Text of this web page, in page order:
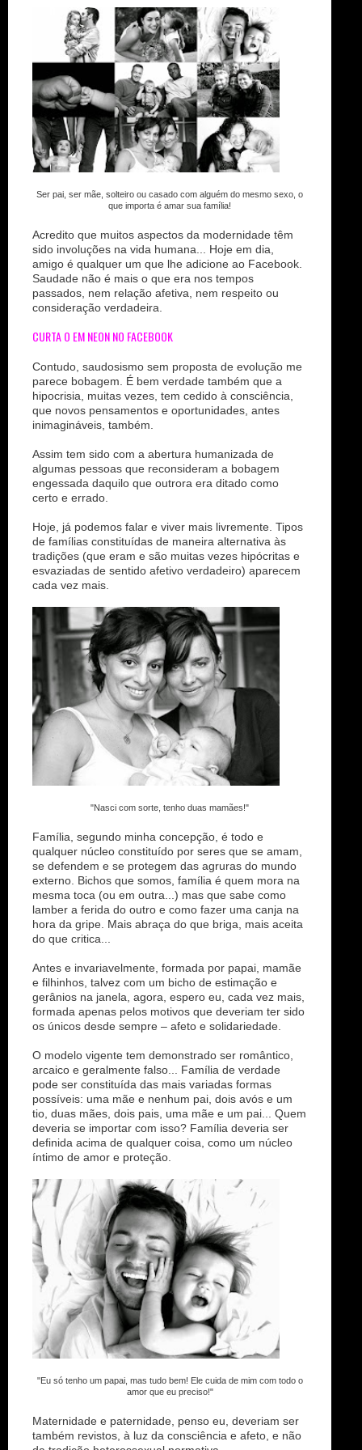
Ser pai, ser mãe, solteiro ou casado com alguém do mesmo sexo, o
que importa é amar sua família!
Acredito que muitos aspectos da modernidade têm
sido involuções na vida humana... Hoje em dia,
amigo é qualquer um que lhe adicione ao Facebook.
Saudade não é mais o que era nos tempos
passados, nem relação afetiva, nem respeito ou
consideração verdadeira.
CURTA O EM NEON NO FACEBOOK
Contudo, saudosismo sem proposta de evolução me
parece bobagem. É bem verdade também que a
hipocrisia, muitas vezes, tem cedido à consciência,
que novos pensamentos e oportunidades, antes
inimagináveis, também.
Assim tem sido com a abertura humanizada de
algumas pessoas que reconsideram a bobagem
engessada daquilo que outrora era ditado como
certo e errado.
Hoje, já podemos falar e viver mais livremente. Tipos
de famílias constituídas de maneira alternativa às
tradições (que eram e são muitas vezes hipócritas e
esvaziadas de sentido afetivo verdadeiro) aparecem
cada vez mais.
"Nasci com sorte, tenho duas mamães!"
Família, segundo minha concepção, é todo e
qualquer núcleo constituído por seres que se amam,
se defendem e se protegem das agruras do mundo
externo. Bichos que somos, família é quem mora na
mesma toca (ou em outra...) mas que sabe como
lamber a ferida do outro e como fazer uma canja na
hora da gripe. Mais abraça do que briga, mais aceita
do que critica...
Antes e invariavelmente, formada por papai, mamãe
e filhinhos, talvez com um bicho de estimação e
gerânios na janela, agora, espero eu, cada vez mais,
formada apenas pelos motivos que deveriam ter sido
os únicos desde sempre – afeto e solidariedade.
O modelo vigente tem demonstrado ser romântico,
arcaico e geralmente falso... Família de verdade
pode ser constituída das mais variadas formas
possíveis: uma mãe e nenhum pai, dois avós e um
tio, duas mães, dois pais, uma mãe e um pai... Quem
deveria se importar com isso? Família deveria ser
definida acima de qualquer coisa, como um núcleo
íntimo de amor e proteção.
"Eu só tenho um papai, mas tudo bem! Ele cuida de mim com todo o
amor que eu preciso!"
Maternidade e paternidade, penso eu, deveriam ser
também revistos, à luz da consciência e afeto, e não